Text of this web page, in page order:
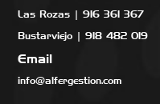
Las Rozas | 916 361 367
Bustarviejo | 918 482 019
Email
info@alfergestion.com